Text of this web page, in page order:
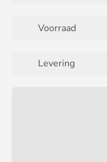
Voorraad
Levering